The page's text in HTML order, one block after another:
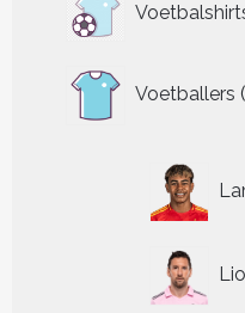
Voetballers